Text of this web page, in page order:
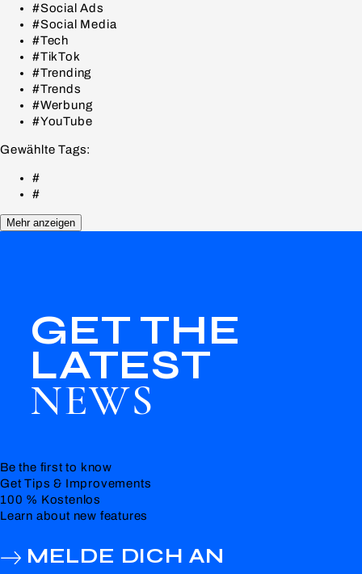
#Social Ads
#Social Media
#Tech
#TikTok
#Trending
#Trends
#Werbung
#YouTube
Gewählte Tags:
#
#
Mehr anzeigen
GET THE
LATEST
NEWS
Be the first to know
Get Tips & Improvements
100 % Kostenlos
Learn about new features
MELDE DICH AN